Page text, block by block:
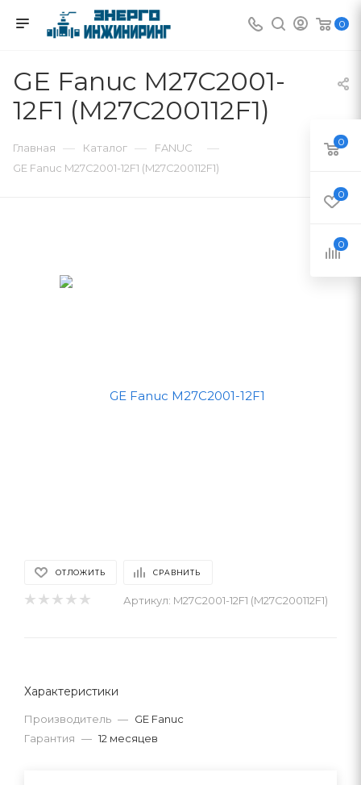
0
GE Fanuc M27C2001-
12F1 (M27C200112F1)
Главная — Каталог — FANUC —
GE Fanuc M27C2001-12F1 (M27C200112F1)
ОТЛОЖИТЬ СРАВНИТЬ
Артикул: M27C2001-12F1 (M27C200112F1)
Характеристики
Производитель — GE Fanuc
Гарантия — 12 месяцев
0
0
0